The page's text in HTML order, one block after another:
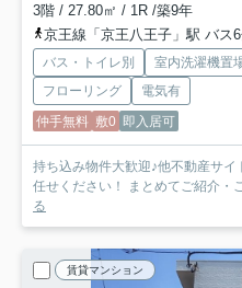
3階 / 27.80㎡ / 1R /築9年
京王線「京王八王子」駅 バス
バス・トイレ別 室内洗濯機置
フローリング
電気有
仲手無料 敷0 即入居可
持ち込み物件大歓迎♪他不動産サ
任せください！ まとめてご紹介・
る
賃貸マンション